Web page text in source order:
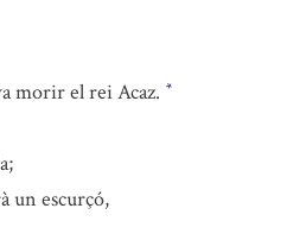
morir el rei Acaz. *
un escurçó,